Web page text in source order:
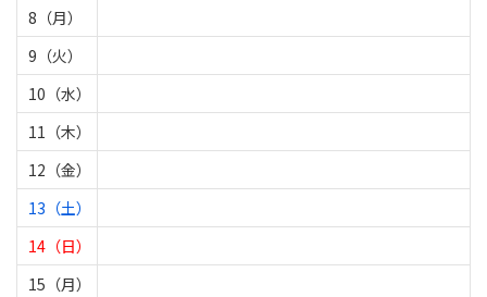
8（月）
9（火）
10（水）
11（木）
12（金）
13（土）
14（日）
15（月）